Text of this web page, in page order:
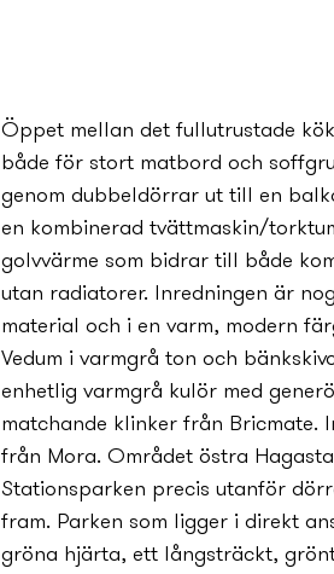
Öppet mellan det fullutrustade
både för stort matbord och
genom dubbeldörrar ut till en
en kombinerad tvättmaskin/
golvvärme som bidrar till både
utan radiatorer. Inredningen är
material och i en varm, modern
Vedum i varmgrå ton och
enhetlig varmgrå kulör med
matchande klinker från Bricmate.
från Mora. Området östra
Stationsparken precis utanför
fram. Parken som ligger i direkt
gröna hjärta, ett långsträckt,